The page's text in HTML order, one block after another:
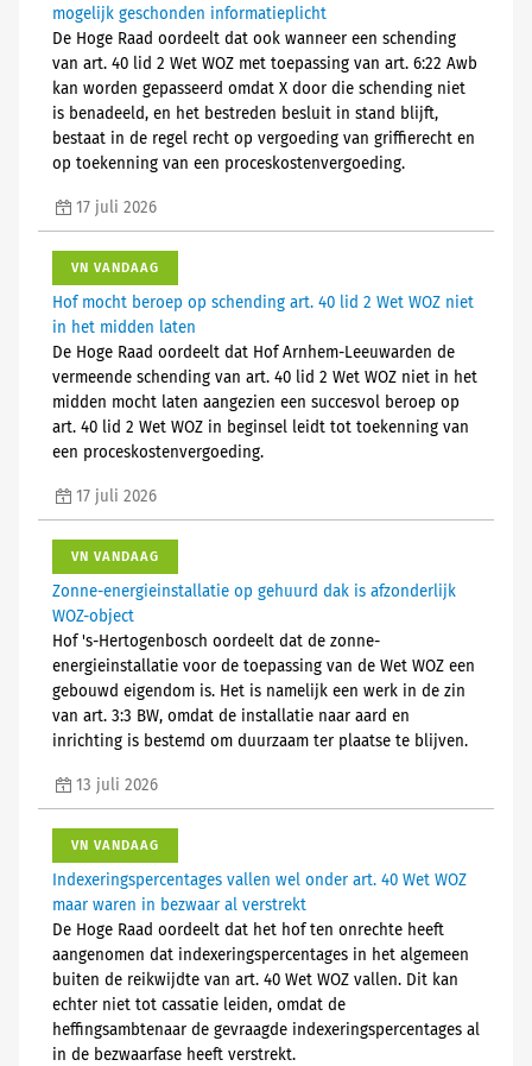
mogelijk geschonden informatieplicht
De Hoge Raad oordeelt dat ook wanneer een schending
van art. 40 lid 2 Wet WOZ met toepassing van art. 6:22 Awb
kan worden gepasseerd omdat X door die schending niet
is benadeeld, en het bestreden besluit in stand blijft,
bestaat in de regel recht op vergoeding van griffierecht en
op toekenning van een proceskostenvergoeding.
17 juli 2026
VN VANDAAG
Hof mocht beroep op schending art. 40 lid 2 Wet WOZ niet
in het midden laten
De Hoge Raad oordeelt dat Hof Arnhem-Leeuwarden de
vermeende schending van art. 40 lid 2 Wet WOZ niet in het
midden mocht laten aangezien een succesvol beroep op
art. 40 lid 2 Wet WOZ in beginsel leidt tot toekenning van
een proceskostenvergoeding.
17 juli 2026
VN VANDAAG
Zonne-energieinstallatie op gehuurd dak is afzonderlijk
WOZ-object
Hof 's-Hertogenbosch oordeelt dat de zonne-
energieinstallatie voor de toepassing van de Wet WOZ een
gebouwd eigendom is. Het is namelijk een werk in de zin
van art. 3:3 BW, omdat de installatie naar aard en
inrichting is bestemd om duurzaam ter plaatse te blijven.
13 juli 2026
VN VANDAAG
Indexeringspercentages vallen wel onder art. 40 Wet WOZ
maar waren in bezwaar al verstrekt
De Hoge Raad oordeelt dat het hof ten onrechte heeft
aangenomen dat indexeringspercentages in het algemeen
buiten de reikwijdte van art. 40 Wet WOZ vallen. Dit kan
echter niet tot cassatie leiden, omdat de
heffingsambtenaar de gevraagde indexeringspercentages al
in de bezwaarfase heeft verstrekt.